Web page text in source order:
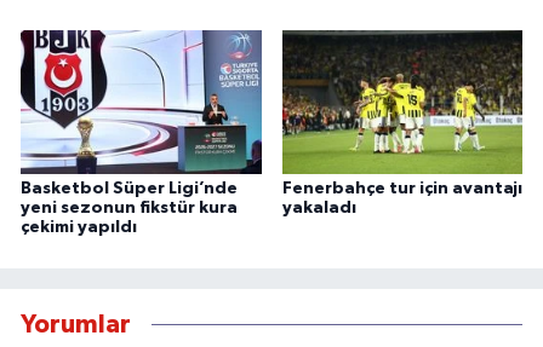
Basketbol Süper Ligi’nde
yeni sezonun fikstür kura
çekimi yapıldı
Fenerbahçe tur için avantajı
yakaladı
Yorumlar